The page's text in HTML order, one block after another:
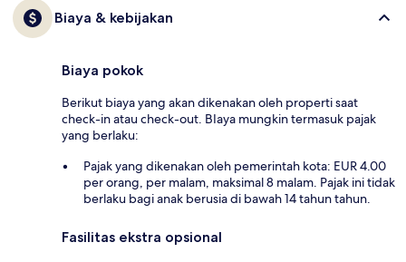
Biaya & kebijakan
Biaya pokok
Berikut biaya yang akan dikenakan oleh properti saat
check-in atau check-out. BIaya mungkin termasuk pajak
yang berlaku:
Pajak yang dikenakan oleh pemerintah kota: EUR 4.00
per orang, per malam, maksimal 8 malam. Pajak ini tidak
berlaku bagi anak berusia di bawah 14 tahun tahun.
Fasilitas ekstra opsional